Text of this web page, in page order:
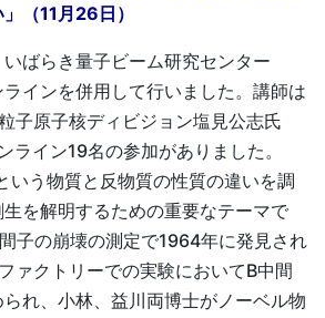
（11月26日）
ばらき量子ビーム研究センター
ラインを併用して行いました。講師は
子原子核ディビジョン塩見公志氏
ライン19名の参加がありました。
う物質と反物質の性質の違いを調
を解明するための重要なテーマで
子の崩壊の測定で1964年に発見され
ァクトリーでの実験においてB中間
れ、小林、益川両博士がノーベル物